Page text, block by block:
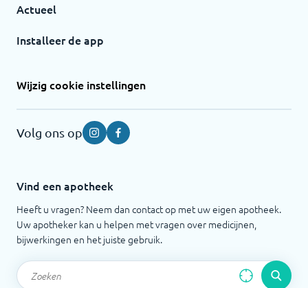
Actueel
Installeer de app
Wijzig cookie instellingen
Volg ons op InstagramFacebook
Vind een apotheek
Heeft u vragen? Neem dan contact op met uw eigen apotheek.
Uw apotheker kan u helpen met vragen over medicijnen,
bijwerkingen en het juiste gebruik.